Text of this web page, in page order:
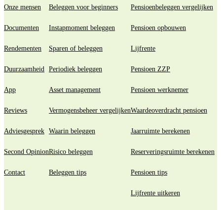
Onze mensen
Documenten
Rendementen
Duurzaamheid
App
Reviews
Adviesgesprek
Second Opinion
Contact
Beleggen voor beginners
Instapmoment beleggen
Sparen of beleggen
Periodiek beleggen
Asset management
Vermogensbeheer vergelijken
Waarin beleggen
Risico beleggen
Beleggen tips
Pensioenbeleggen vergelijken
Pensioen opbouwen
Lijfrente
Pensioen ZZP
Pensioen werknemer
Waardeoverdracht pensioen
Jaarruimte berekenen
Reserveringsruimte berekenen
Pensioen tips
Lijfrente uitkeren